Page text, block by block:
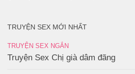
TRUYỆN SEX MỚI NHẤT
TRUYỆN SEX NGẮN
Truyện Sex Chị già dâm đãng